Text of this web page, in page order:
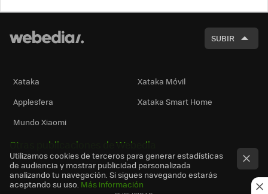
SUBIR
Xataka
Xataka Móvil
Applesfera
Xataka Smart Home
Mundo Xiaomi
Otras publicaciones de Webedia
Utilizamos cookies de terceros para generar estadísticas
de audiencia y mostrar publicidad personalizada
analizando tu navegación. Si sigues navegando estarás
aceptando su uso. Más información